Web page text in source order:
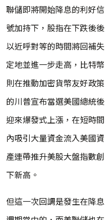
聯儲即將開始降息的利好信
號加持下，股指在下跌後後
以近呼對等的時間將回補失
定地並進一步走高，比特幣
則在推動加密貨幣友好政策
的川普宣布當選美國總統後
迎來爆發式上漲，在短時間
內吸引大量資金流入美國資
產連帶推升美股大盤指數創
下新高。
但這一次回調是發生在降息